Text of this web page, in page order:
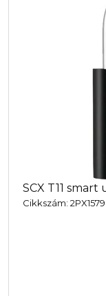
SCX T11
Cikkszám: